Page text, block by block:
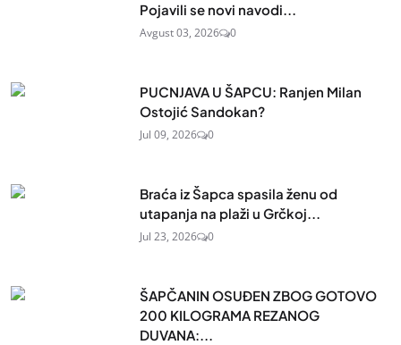
Pojavili se novi navodi...
Avgust 03, 2026 0
PUCNJAVA U ŠAPCU: Ranjen Milan
Ostojić Sandokan?
Jul 09, 2026 0
Braća iz Šapca spasila ženu od
utapanja na plaži u Grčkoj...
Jul 23, 2026 0
ŠAPČANIN OSUĐEN ZBOG GOTOVO
200 KILOGRAMA REZANOG
DUVANA:...